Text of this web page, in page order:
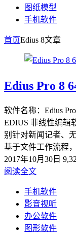
图纸模型
手机软件
首页Edius 8文章
Edius Pro 8
软件名称：Edius
EDIUS 非线性编辑
别针对新闻记者、
基于文件工作流程
2017年10月30日
阅读全文
手机软件
影音视听
办公软件
图形软件